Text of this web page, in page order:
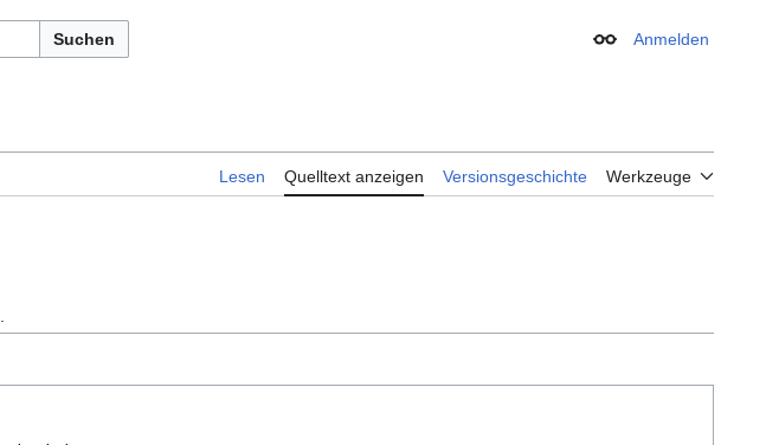
Suchen Erscheinungsbild
Anmelden
Lesen Quelltext anzeigen Versionsgeschichte Werkzeuge